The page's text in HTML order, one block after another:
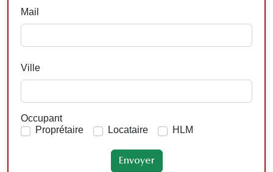
Mail
Ville
Occupant
Proprétaire
Locataire HLM